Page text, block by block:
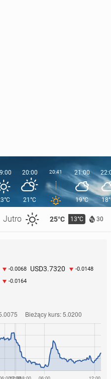
Jutro 25°C 13°C 30
20:00
21°C
20:41 21:00
19°C
-0.0068 USD3.7320 -0.0148
-0.0164